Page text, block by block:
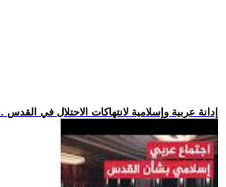
.. إدانة عربية وإسلامية لانتهاكات الاحتلال في القدس